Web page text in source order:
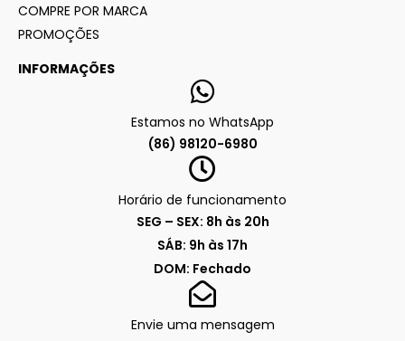
COMPRE POR MARCA
PROMOÇÕES
INFORMAÇÕES
Estamos no WhatsApp
(86) 98120-6980
Horário de funcionamento
SEG – SEX: 8h às 20h
SÁB: 9h às 17h
DOM: Fechado
Envie uma mensagem